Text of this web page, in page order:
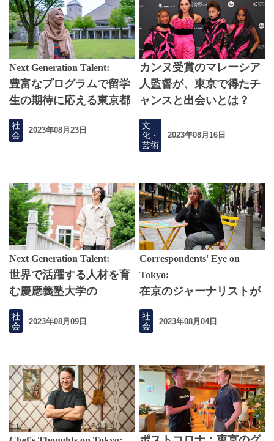
Next Generation Talent:
豊富なプログラムで留学
生の期待に応える東京都
立大学
社
会
2023年08月23日
カンヌ受賞のマレーシア
人監督が、東京で得たチ
ャンスと出会いとは？
文
化・
芸術
2023年08月16日
Next Generation Talent:
世界で活躍する人材を育
む慶應義塾大学の
PEARLプログラム
社
会
2023年08月09日
Correspondents' Eye on
Tokyo:
在京のジャーナリストが
魅せられた、一生つなが
っていたい東京
社
会
2023年08月04日